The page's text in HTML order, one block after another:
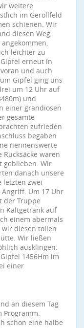
weitere
im Geröllfeld
schienen. Wir
diesen Weg
leichter zu
erneut in
und auch
Gipfel ging uns
um 12 Uhr auf
und
einer grandiosen
gesamte
zufrieden
begaben
nennenswerte
waren
geblieben. Wir
danach unsere
letzten zwei
Um 17 Uhr
der Truppe
Kaltgetränk auf
einem abermals
diesen tollen
Wir ließen
ausklingen.
1456Hm im
einer
an diesem Tag
Programm.
schon eine halbe